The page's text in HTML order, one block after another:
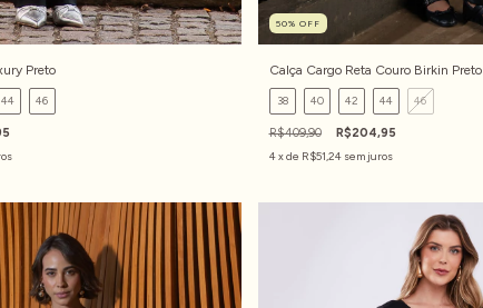
Preto
44 46
50% OFF
Calça Cargo Reta Couro Birkin Preto
38 40 42 44 46
R$409,90
R$204,95
4x de R$51,24 sem juros